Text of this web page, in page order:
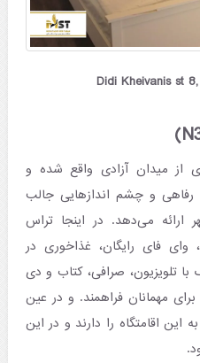
۱.۶ کیلومتری از میدان آزادی واقع شده و
رفاهی و چشم اندازهایی جالب
ارائه می‌دهد. در اینجا تراس
وای فای رایگان، غذاخوری در
تلویزیون، صرافی، کتاب و دی
مهمانان فراهمند. و در عین
این اقامتگاه را دارند و در این